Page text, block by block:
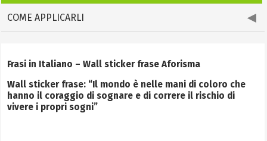
COME APPLICARLI
Frasi in Italiano – Wall sticker frase Aforisma
Wall sticker frase: “Il mondo è nelle mani di coloro che
hanno il coraggio di sognare e di correre il rischio di
vivere i propri sogni”